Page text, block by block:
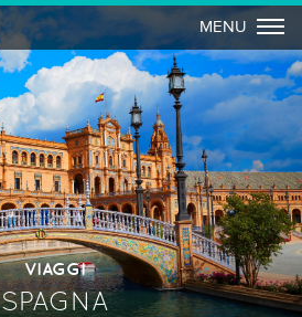
MENU
VIAGGI
SPAGNA